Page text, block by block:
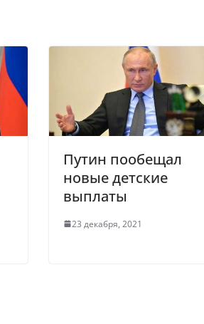
Путин пообещал
новые детские
выплаты
23 декабря, 2021